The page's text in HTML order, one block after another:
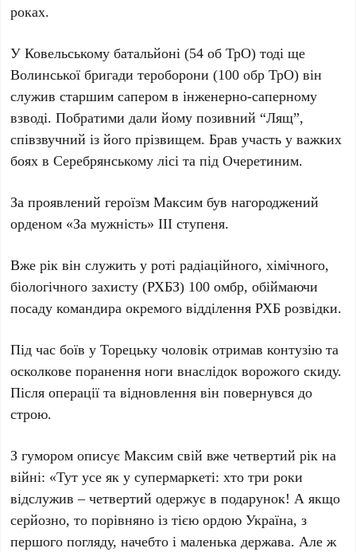
роках.
У Ковельському батальйоні (54 об ТрО) тоді ще
Волинської бригади тероборони (100 обр ТрО) він
служив старшим сапером в інженерно-саперному
взводі. Побратими дали йому позивний “Лящ”,
співзвучний із його прізвищем. Брав участь у важких
боях в Серебрянському лісі та під Очеретиним.
За проявлений героїзм Максим був нагороджений
орденом «За мужність» ІІІ ступеня.
Вже рік він служить у роті радіаційного, хімічного,
біологічного захисту (РХБЗ) 100 омбр, обіймаючи
посаду командира окремого відділення РХБ розвідки.
Під час боїв у Торецьку чоловік отримав контузію та
осколкове поранення ноги внаслідок ворожого скиду.
Після операції та відновлення він повернувся до
строю.
З гумором описує Максим свій вже четвертий рік на
війні: «Тут усе як у супермаркеті: хто три роки
відслужив – четвертий одержує в подарунок! А якщо
серйозно, то порівняно із тією ордою Україна, з
першого погляду, начебто і маленька держава. Але ж